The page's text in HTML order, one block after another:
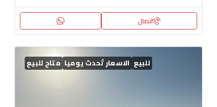
اتصال
للبيع الاسعار تُحدث يوميا متاح للبيع